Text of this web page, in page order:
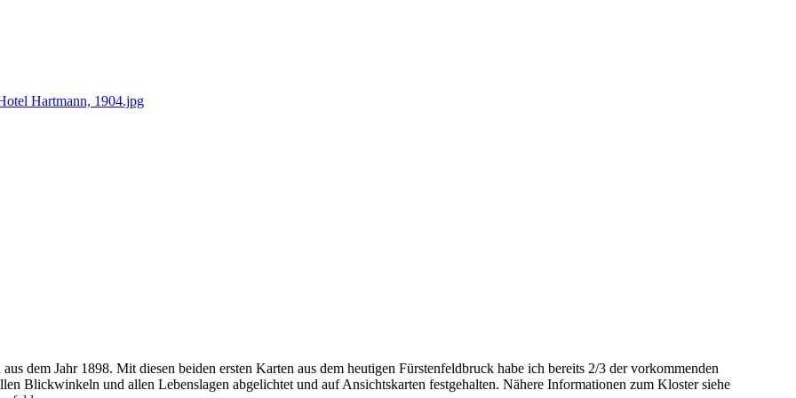
Hartmann, 1904.jpg
dem Jahr 1898. Mit diesen beiden ersten Karten aus dem heutigen Fürstenfeldbruck habe ich bereits 2/3 der vorkommenden
Blickwinkeln und allen Lebenslagen abgelichtet und auf Ansichtskarten festgehalten. Nähere Informationen zum Kloster siehe